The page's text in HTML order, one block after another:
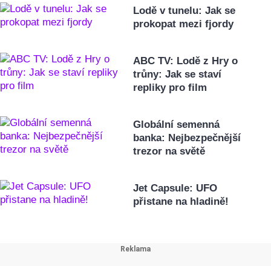
Lodě v tunelu: Jak se
prokopat mezi fjordy
ABC TV: Lodě z Hry o
trůny: Jak se staví
repliky pro film
Globální semenná
banka: Nejbezpečnější
trezor na světě
Jet Capsule: UFO
přistane na hladině!